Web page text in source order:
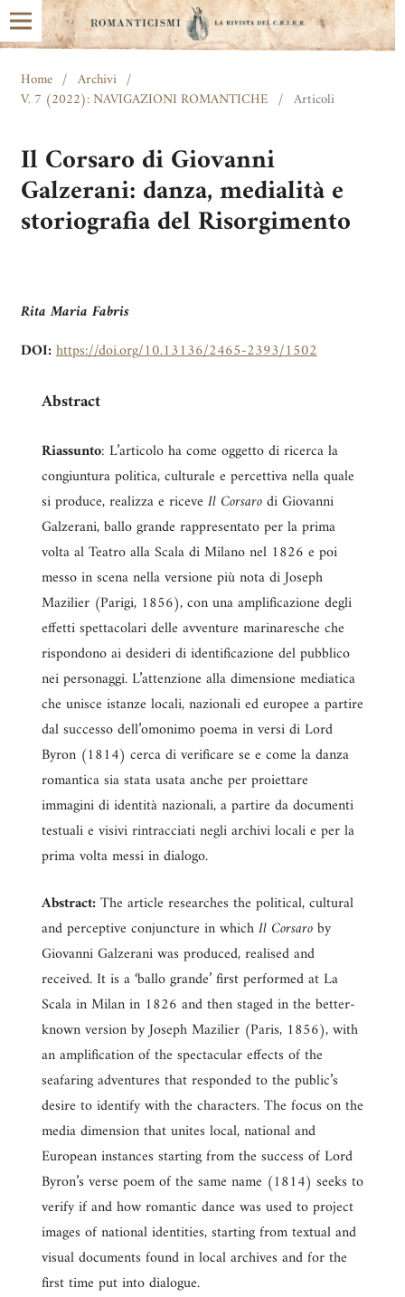
Home / Archivi /
V. 7 (2022): NAVIGAZIONI ROMANTICHE / Articoli
Il Corsaro di Giovanni
Galzerani: danza, medialità e
storiografia del Risorgimento
Rita Maria Fabris
DOI:https://doi.org/10.13136/2465-2393/1502
Abstract
Riassunto: L’articolo ha come oggetto di ricerca la
congiuntura politica, culturale e percettiva nella quale
si produce, realizza e riceve Il Corsarodi Giovanni
Galzerani, ballo grande rappresentato per la prima
volta al Teatro alla Scala di Milano nel 1826 e poi
messo in scena nella versione più nota di Joseph
Mazilier (Parigi, 1856), con una amplificazione degli
effetti spettacolari delle avventure marinaresche che
rispondono ai desideri di identificazione del pubblico
nei personaggi. L’attenzione alla dimensione mediatica
che unisce istanze locali, nazionali ed europee a partire
dal successo dell’omonimo poema in versi di Lord
Byron (1814) cerca di verificare se e come la danza
romantica sia stata usata anche per proiettare
immagini di identità nazionali, a partire da documenti
testuali e visivi rintracciati negli archivi locali e per la
prima volta messi in dialogo.
Abstract:The article researches the political, cultural
and perceptive conjuncture in whichIl Corsaroby
Giovanni Galzerani was produced, realised and
received. It is a ‘ballo grande’ first performed at La
Scala in Milan in 1826 and then staged in the better-
known version by Joseph Mazilier (Paris, 1856), with
an amplification of the spectacular effects of the
seafaring adventures that responded to the public’s
desire to identify with the characters. The focus on the
media dimension that unites local, national and
European instances starting from the success of Lord
Byron’s verse poem of the same name (1814) seeks to
verify if and how romantic dance was used to project
images of national identities, starting from textual and
visual documents found in local archives and for the
first time put into dialogue.